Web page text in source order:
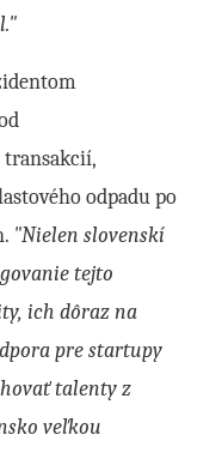
odpadu po
"Nielen slovenskí
tejto
ich dôraz na
pre startupy
talenty z
veľkou